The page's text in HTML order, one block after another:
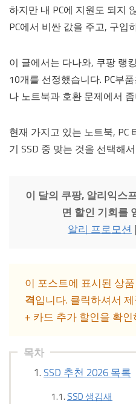
하지만 내 PC에 지원도 되지
PC에서 비싼 값을 주고, 구입
이 글에서는 다나와, 쿠팡 랭
10개를 선정했습니다. PC부
나 노트북과 호환 문제에서
현재 가지고 있는 노트북, PC
기 SSD 중 맞는 것을 선택해
이 달의 쿠팡, 알리익스
면 할인 기회를
알리 프로모션 |
이 포스트에 표시된 상
격입니다. 클릭하셔서
+ 카드 추가 할인을 확
목차
SSD 추천 2026 목록
SSD 생김새